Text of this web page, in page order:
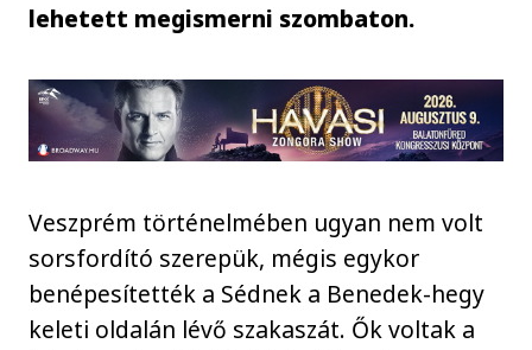
lehetett megismerni szombaton.
Veszprém történelmében ugyan nem volt
sorsfordító szerepük, mégis egykor
benépesítették a Sédnek a Benedek-hegy
keleti oldalán lévő szakaszát. Ők voltak a